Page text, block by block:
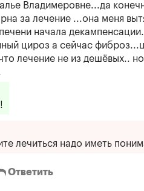
Владимеровне...да
за лечение ...она меня
начала
цироз а сейчас
лечение не из дешёвых.. но
лечиться надо иметь
Ответить